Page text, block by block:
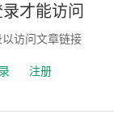
才能访问
访问文章链接
注册